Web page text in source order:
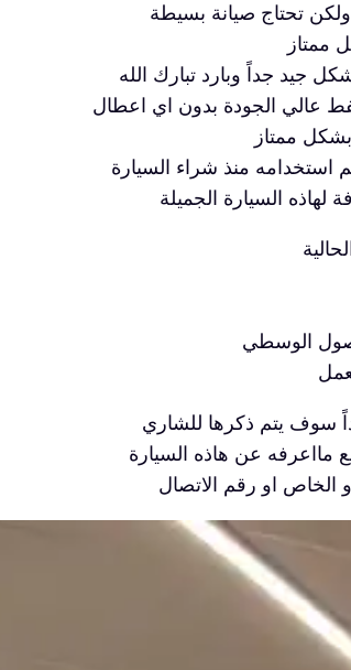
تحتاج صيانة بسيطة
ممتاز
جيد جداً وبارد تبارك الله
عالي الجودة بدون اي اعطال
ممتاز
استخدامه منذ شراء السيارة
لهاذه السيارة الجميلة
الوسطي
سوف يتم ذكرها للشاري
مااعرفه عن هاذه السيارة
الخاص او رقم الاتصال